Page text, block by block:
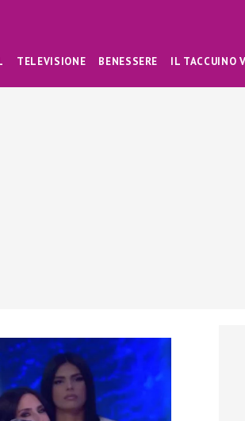
TELEVISIONE BENESSERE IL TACCUINO